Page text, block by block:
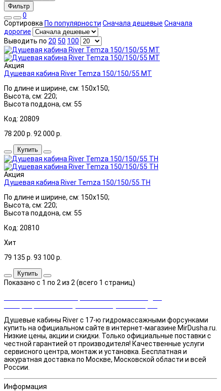
Фильтр
0
Сортировка По популярности Сначала дешевые Сначала
дорогие
Выводить по 20 50 100
Акция
Душевая кабина River Temza 150/150/55 МТ
По длине и ширине, см: 150x150;
Высота, см: 220;
Высота поддона, см: 55
Код: 20809
78 200 р. 92 000 р.
Купить
Акция
Душевая кабина River Temza 150/150/55 ТН
По длине и ширине, см: 150x150;
Высота, см: 220;
Высота поддона, см: 55
Код: 20810
Хит
79 135 р. 93 100 р.
Купить
Показано с 1 по 2 из 2 (всего 1 страниц)
Душевые кабины River с 17-ю гидромассажными форсунками
купить на официальном сайте в интернет-магазине MirDusha.ru.
Низкие цены, акции и скидки. Только официальные поставки c
честной гарантией от производителя! Качественные услуги
сервисного центра, монтаж и установка. Бесплатная и
аккуратная доставка по Москве, Московской области и всей
России.
Информация